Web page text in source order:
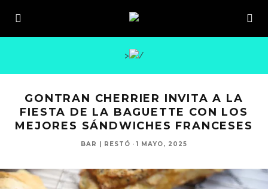
>
GONTRAN CHERRIER INVITA A LA
FIESTA DE LA BAGUETTE CON LOS
MEJORES SÁNDWICHES FRANCESES
BAR | RESTÓ · 1 MAYO, 2025